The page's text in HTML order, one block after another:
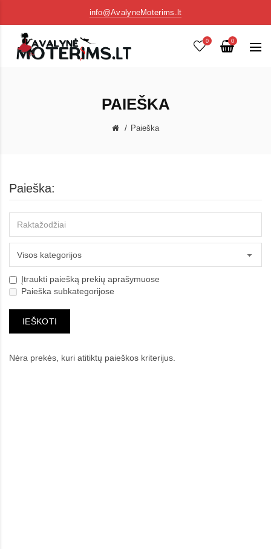
info@AvalyneMoterims.lt
0 0
PAIEŠKA
Paieška
Paieška:
Įtraukti paiešką prekių aprašymuose
Paieška subkategorijose
Nėra prekės, kuri atitiktų paieškos kriterijus.